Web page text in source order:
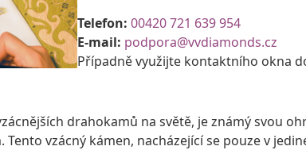
Telefon: 00420 721 639 954
E-mail: podpora@vvdiamonds.cz
Případně využijte kontaktního okna
drahokamů na světě, je známý svou
vzácný kámen, nacházející se pouze v